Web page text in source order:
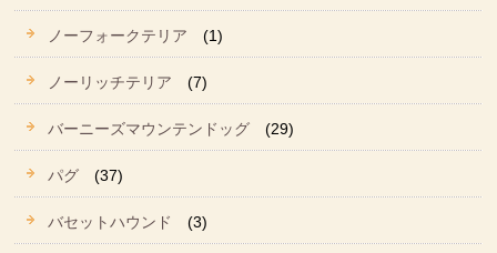
ノーフォークテリア (1)
ノーリッチテリア (7)
バーニーズマウンテンドッグ (29)
パグ (37)
バセットハウンド (3)